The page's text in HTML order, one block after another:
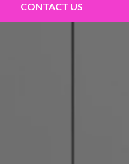
CONTACT US